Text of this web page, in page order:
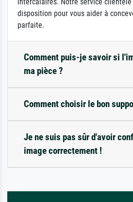
disposition pour vous aider à
parfaite.
Comment puis-je savoir si
ma pièce ?
Comment choisir le bon
Je ne suis pas sûr d'avoir
image correctement !